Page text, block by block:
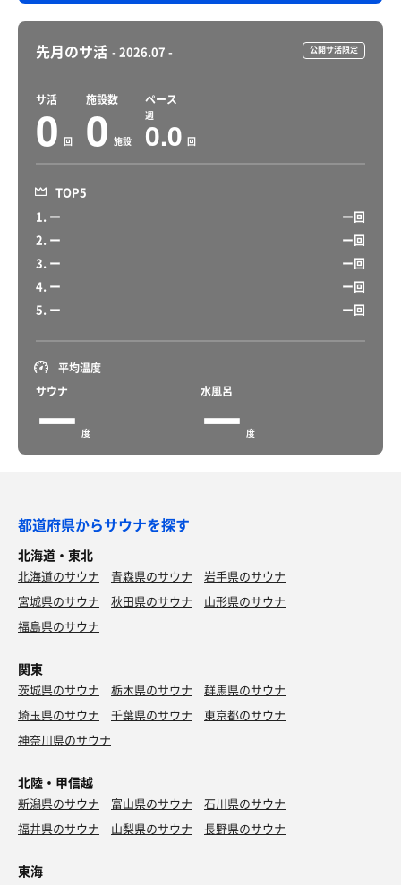
先月のサ活 - 2026.07 - 公開サ活限定
サ活
0 回
施設数
0 施設
ペース
週
0.0 回
TOP5
1. ー
ー回
2. ー
ー回
3. ー
ー回
4. ー
ー回
5. ー
ー回
平均温度
サウナ
ー 度
水風呂
ー 度
都道府県からサウナを探す
北海道・東北
北海道のサウナ 青森県のサウナ
岩手県のサウナ
宮城県のサウナ
秋田県のサウナ
山形県のサウナ
福島県のサウナ
関東
茨城県のサウナ 栃木県のサウナ
群馬県のサウナ
埼玉県のサウナ
千葉県のサウナ
東京都のサウナ
神奈川県のサウナ
北陸・甲信越
新潟県のサウナ 富山県のサウナ
石川県のサウナ
福井県のサウナ
山梨県のサウナ 長野県のサウナ
東海